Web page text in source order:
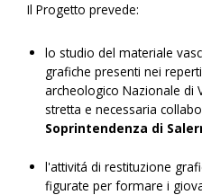
Il Progetto prevede:
lo studio del materiale
grafiche presenti nei
archeologico Nazionale di
stretta e necessaria
Soprintendenza di
l'attivitá di restituzione
figurate per formare i